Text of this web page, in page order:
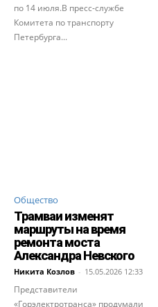
по 14 июля.В пресс-службе
Комитета по транспорту
Петербурга...
Общество
Трамваи изменят
маршруты на время
ремонта моста
Александра Невского
Никита Козлов - 15.05.2026 12:33
Представители
«Горэлектротранса» продумали